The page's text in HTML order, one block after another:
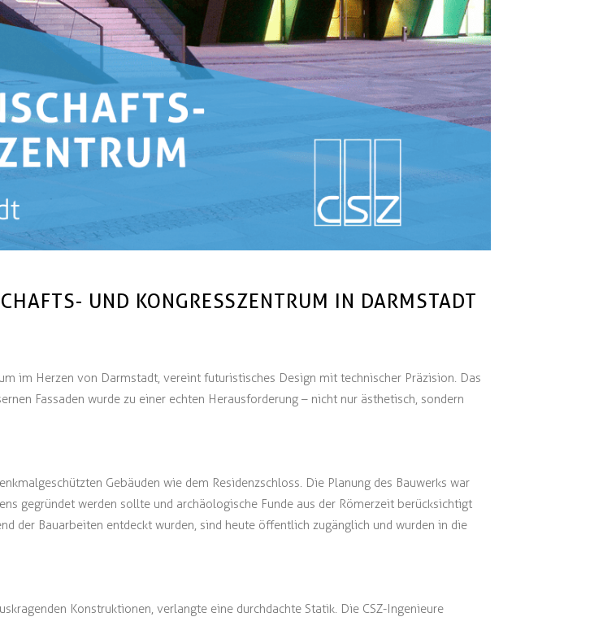
UND KONGRESSZENTRUM IN DARMSTADT
im Herzen von Darmstadt, vereint futuristisches Design mit technischer Präzision. Das
Fassaden wurde zu einer echten Herausforderung – nicht nur ästhetisch, sondern
Gebäuden wie dem Residenzschloss. Die Planung des Bauwerks war
gegründet werden sollte und archäologische Funde aus der Römerzeit berücksichtigt
der Bauarbeiten entdeckt wurden, sind heute öffentlich zugänglich und wurden in die
Konstruktionen, verlangte eine durchdachte Statik. Die CSZ-Ingenieure